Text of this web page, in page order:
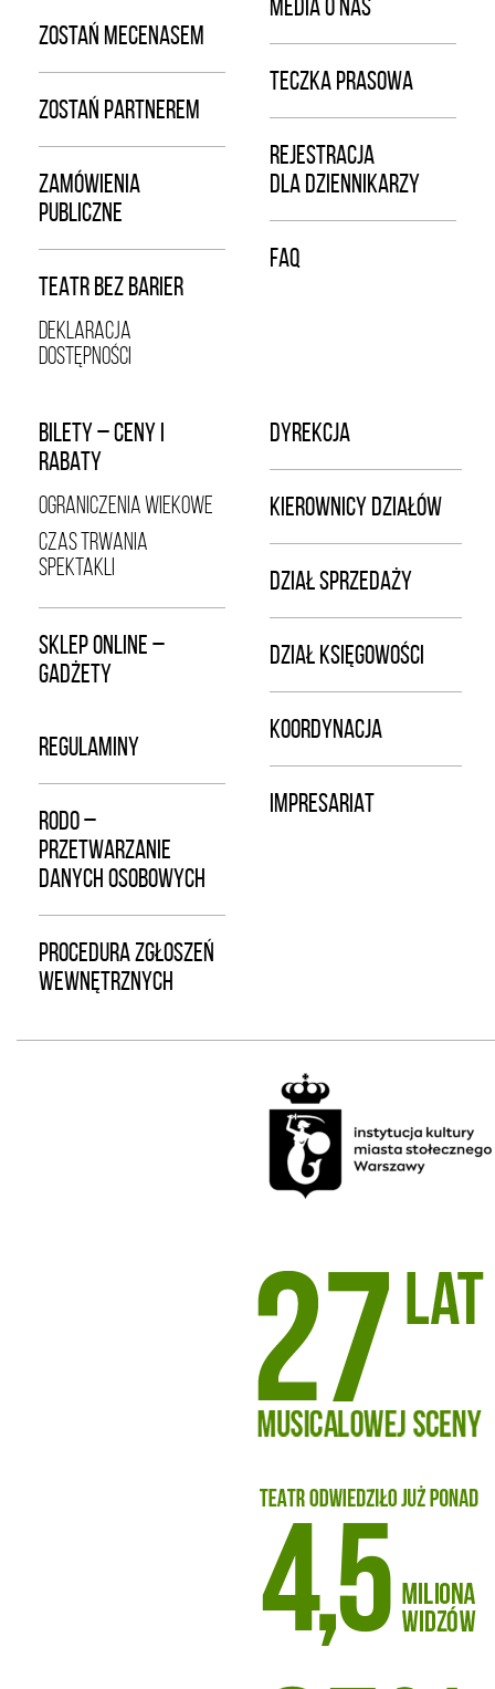
ZOSTAŃ MECENASEM
ZOSTAŃ PARTNEREM
ZAMÓWIENIA
PUBLICZNE
TEATR BEZ BARIER
DEKLARACJA
DOSTĘPNOŚCI
MEDIA O NAS
TECZKA PRASOWA
REJESTRACJA
DLA DZIENNIKARZY
FAQ
BILETY – CENY I
RABATY
OGRANICZENIA WIEKOWE
CZAS TRWANIA
SPEKTAKLI
SKLEP ONLINE –
GADŻETY
REGULAMINY
RODO –
PRZETWARZANIE
DANYCH OSOBOWYCH
PROCEDURA ZGŁOSZEŃ
WEWNĘTRZNYCH
DYREKCJA
KIEROWNICY DZIAŁÓW
DZIAŁ SPRZEDAŻY
DZIAŁ KSIĘGOWOŚCI
KOORDYNACJA
IMPRESARIAT